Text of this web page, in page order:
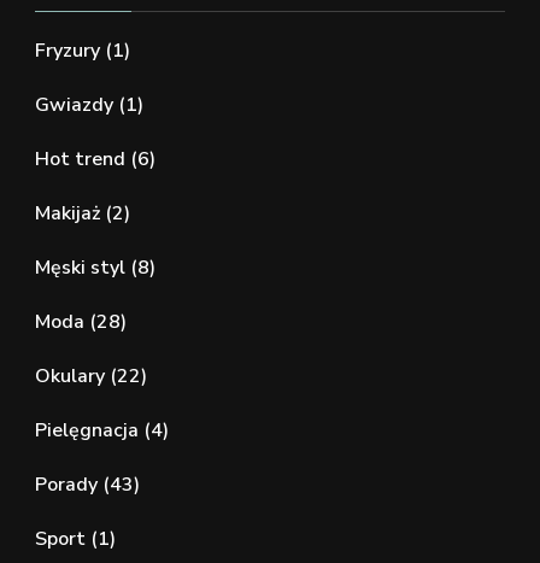
Fryzury (1)
Gwiazdy (1)
Hot trend (6)
Makijaż (2)
Męski styl (8)
Moda (28)
Okulary (22)
Pielęgnacja (4)
Porady (43)
Sport (1)